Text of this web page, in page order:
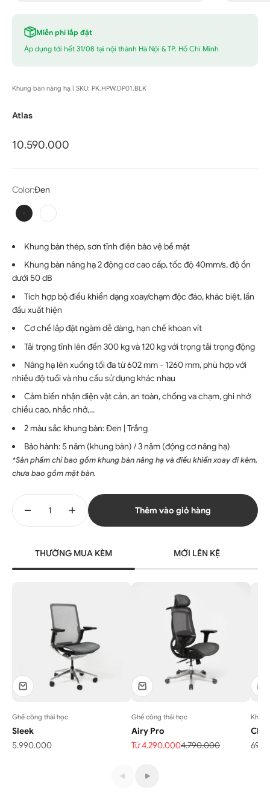
Miễn phí lắp đặt
Áp dụng tới hết 31/08 tại nội thành Hà Nội & TP. Hồ Chí Minh
Khung bàn nâng hạ | SKU: PK.HPW.DP01.BLK
Atlas
Giá bán
10.590.000
Color:Đen
Đen Trắng
Khung bàn thép, sơn tĩnh điện bảo vệ bề mặt
Khung bàn nâng hạ 2 động cơ cao cấp, tốc độ 40mm/s, độ ồn
dưới 50 dB
Tích hợp bộ điều khiển dạng xoay/chạm độc đáo, khác biệt, lần
đầu xuất hiện
Cơ chế lắp đặt ngàm dễ dàng, hạn chế khoan vít
Tải trọng tĩnh lên đến 300 kg và 120 kg với trọng tải trọng động
Nâng hạ lên xuống tối đa từ 602 mm - 1260 mm, phù hợp với
nhiều độ tuổi và nhu cầu sử dụng khác nhau
Cảm biến nhận diện vật cản, an toàn, chống va chạm, ghi nhớ
chiều cao, nhắc nhở,...
2 màu sắc khung bàn: Đen | Trắng
Bảo hành: 5 năm (khung bàn) / 3 năm (động cơ nâng hạ)
*Sản phẩm chỉ bao gồm khung bàn nâng hạ và điều khiển xoay đi kèm,
chưa bao gồm mặt bàn.
Thêm vào giỏ hàng
THƯỜNG MUA KÈM MỚI LÊN KỆ
Ghế công thái học
Sleek
Giá bán
5.990.000
Ghế công thái học
Airy Pro
Giá bán
Từ 4.290.000Giá thông thường
4.790.000
Khay
Giá